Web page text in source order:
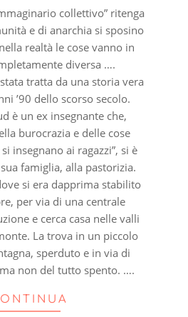
collettivo” ritenga
e di anarchia si sposino
realtà le cose vanno in
diversa ….
tratta da una storia vera
’90 dello scorso secolo.
è un ex insegnante che,
burocrazia e delle cose
insegnano ai ragazzi”, si è
famiglia, alla pastorizia.
si era dapprima stabilito
per via di una centrale
e cerca casa nelle valli
La trova in un piccolo
sperduto e in via di
non del tutto spento. ….